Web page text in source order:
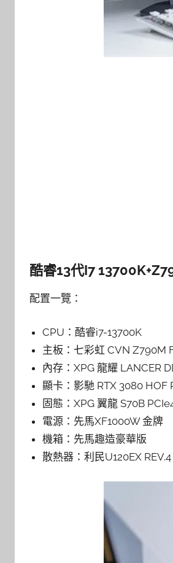
酷睿13代I7
配置一覽：
CPU：酷睿i7-13700K
主板：七彩虹 CVN Z790M
內存：XPG 龍耀 LANCER
顯卡：影馳 RTX 3080 HOF
固態：XPG 翼龍 S70B
電源：先馬XF1000W 金牌
機箱：先馬趣造豪華版
散熱器：利民U120EX